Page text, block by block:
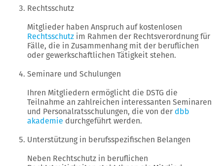
Rechtsschutz
Mitglieder haben Anspruch auf kostenlosen
Rechtsschutz im Rahmen der Rechtsverordnung für
Fälle, die in Zusammenhang mit der beruflichen
oder gewerkschaftlichen Tätigkeit stehen.
Seminare und Schulungen
Ihren Mitgliedern ermöglicht die DSTG die
Teilnahme an zahlreichen interessanten Seminaren
und Personalratsschulungen, die von der dbb
akademie durchgeführt werden.
Unterstützung in berufsspezifischen Belangen
Neben Rechtschutz in beruflichen